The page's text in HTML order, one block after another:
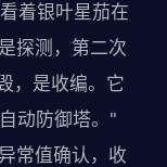
着银叶星茄在
探测，第二次
，是收编。它
动防御塔。"
常值确认，收